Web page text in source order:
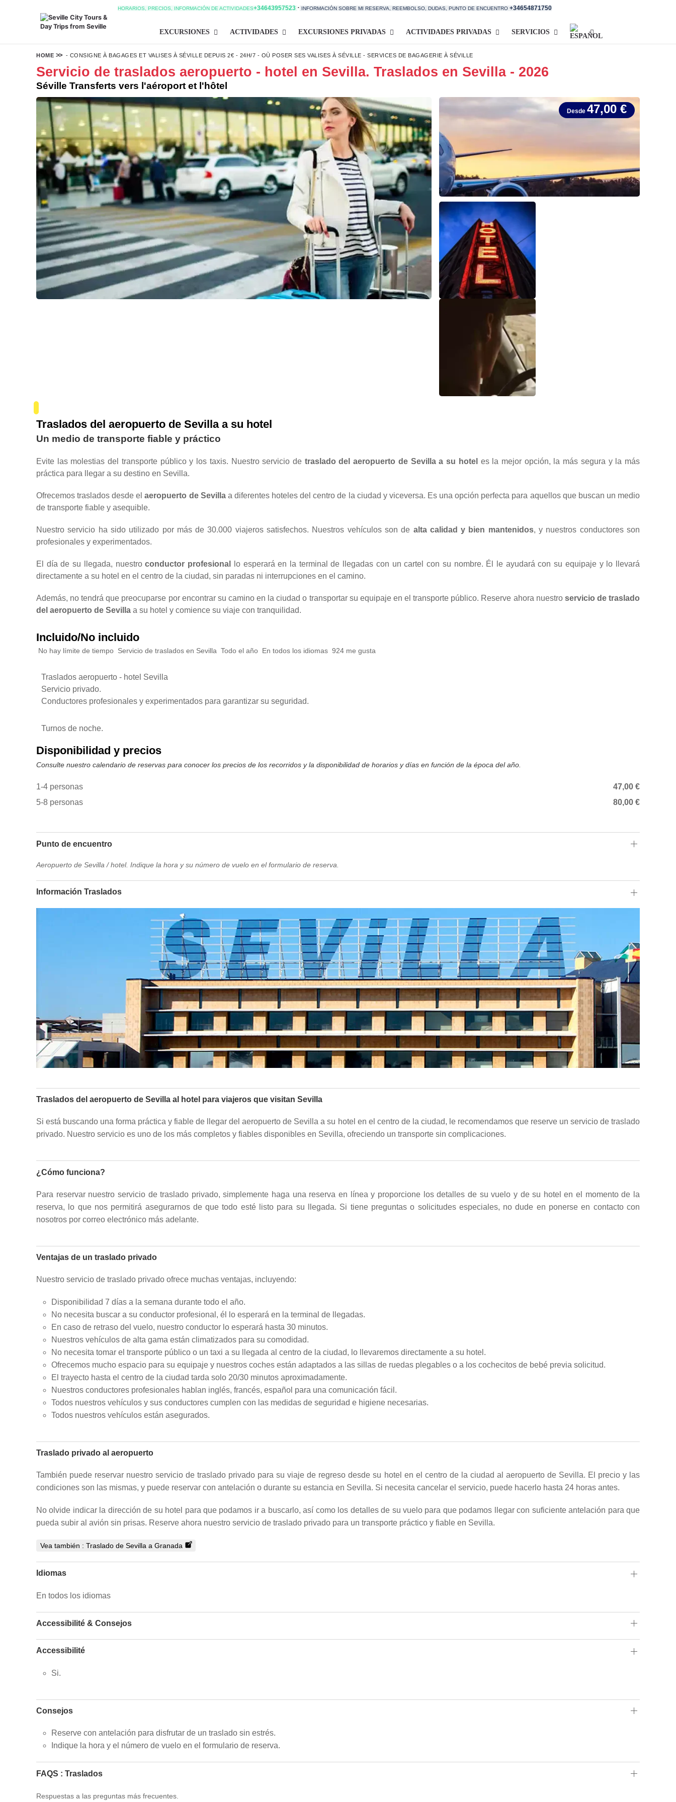
HORARIOS, PRECIOS, INFORMACIÓN DE ACTIVIDADES+34643957523 · INFORMACIÓN SOBRE MI RESERVA, REEMBOLSO, DUDAS, PUNTO DE ENCUENTRO +34654871750
EXCURSIONES ACTIVIDADES EXCURSIONES PRIVADAS ACTIVIDADES PRIVADAS SERVICIOS
HOME - CONSIGNE À BAGAGES ET VALISES À SÉVILLE DEPUIS 2€ - 24H/7 - OÙ POSER SES VALISES À SÉVILLE - SERVICES DE BAGAGERIE À SÉVILLE
Servicio de traslados aeropuerto - hotel en Sevilla. Traslados en Sevilla - 2026
Séville Transferts vers l'aéroport et l'hôtel
47,00 €
Traslados del aeropuerto de Sevilla a su hotel
Un medio de transporte fiable y práctico
Evite las molestias del transporte público y los taxis. Nuestro servicio de traslado del aeropuerto de Sevilla a su hotel es la mejor opción, la más segura y la más
práctica para llegar a su destino en Sevilla.
Ofrecemos traslados desde elaeropuerto de Sevillaa diferentes hoteles del centro de la ciudad y viceversa. Es una opción perfecta para aquellos que buscan un medio
de transporte fiable y asequible.
Nuestro servicio ha sido utilizado por más de 30.000 viajeros satisfechos. Nuestros vehículos son de alta calidad y bien mantenidos, y nuestros conductores son
profesionales y experimentados.
El día de su llegada, nuestroconductor profesional
lo esperará en la terminal de llegadas con un cartel con su nombre. Él le ayudará con su equipaje y lo llevará
directamente a su hotel en el centro de la ciudad, sin paradas ni interrupciones en el camino.
Además, no tendrá que preocuparse por encontrar su camino en la ciudad o transportar su equipaje en el transporte público. Reserve ahora nuestro servicio de traslado
del aeropuerto de Sevilla a su hotel y comience su viaje con tranquilidad.
Incluido/No incluido
No hay límite de tiempo Servicio de traslados en Sevilla Todo el año En todos los idiomas 924 me gusta
Traslados aeropuerto - hotel Sevilla
Servicio privado.
Conductores profesionales y experimentados para garantizar su seguridad.
Turnos de noche.
Disponibilidad y precios
Consulte nuestro calendario de reservas para conocer los precios de los recorridos y la disponibilidad de horarios y días en función de la época del año.
1-4 personas
47,00 €
5-8 personas
80,00 €
Punto de encuentro
Aeropuerto de Sevilla / hotel. Indique la hora y su número de vuelo en el formulario de reserva.
Información Traslados
Traslados del aeropuerto de Sevilla al hotel para viajeros que visitan Sevilla
Si está buscando una forma práctica y fiable de llegar del aeropuerto de Sevilla a su hotel en el centro de la ciudad, le recomendamos que reserve un servicio de traslado
privado. Nuestro servicio es uno de los más completos y fiables disponibles en Sevilla, ofreciendo un transporte sin complicaciones.
¿Cómo funciona?
Para reservar nuestro servicio de traslado privado, simplemente haga una reserva en línea y proporcione los detalles de su vuelo y de su hotel en el momento de la
reserva, lo que nos permitirá asegurarnos de que todo esté listo para su llegada. Si tiene preguntas o solicitudes especiales, no dude en ponerse en contacto con
nosotros por correo electrónico más adelante.
Ventajas de un traslado privado
Nuestro servicio de traslado privado ofrece muchas ventajas, incluyendo:
Disponibilidad 7 días a la semana durante todo el año.
No necesita buscar a su conductor profesional, él lo esperará en la terminal de llegadas.
En caso de retraso del vuelo, nuestro conductor lo esperará hasta 30 minutos.
Nuestros vehículos de alta gama están climatizados para su comodidad.
No necesita tomar el transporte público o un taxi a su llegada al centro de la ciudad, lo llevaremos directamente a su hotel.
Ofrecemos mucho espacio para su equipaje y nuestros coches están adaptados a las sillas de ruedas plegables o a los cochecitos de bebé previa solicitud.
El trayecto hasta el centro de la ciudad tarda solo 20/30 minutos aproximadamente.
Nuestros conductores profesionales hablan inglés, francés, español para una comunicación fácil.
Todos nuestros vehículos y sus conductores cumplen con las medidas de seguridad e higiene necesarias.
Todos nuestros vehículos están asegurados.
Traslado privado al aeropuerto
También puede reservar nuestro servicio de traslado privado para su viaje de regreso desde su hotel en el centro de la ciudad al aeropuerto de Sevilla. El precio y las
condiciones son las mismas, y puede reservar con antelación o durante su estancia en Sevilla. Si necesita cancelar el servicio, puede hacerlo hasta 24 horas antes.
No olvide indicar la dirección de su hotel para que podamos ir a buscarlo, así como los detalles de su vuelo para que podamos llegar con suficiente antelación para que
pueda subir al avión sin prisas. Reserve ahora nuestro servicio de traslado privado para un transporte práctico y fiable en Sevilla.
Vea también : Traslado de Sevilla a Granada
Idiomas
En todos los idiomas
Accessibilité & Consejos
Accessibilité
Si.
Consejos
Reserve con antelación para disfrutar de un traslado sin estrés.
Indique la hora y el número de vuelo en el formulario de reserva.
FAQS : Traslados
Respuestas a las preguntas más frecuentes.